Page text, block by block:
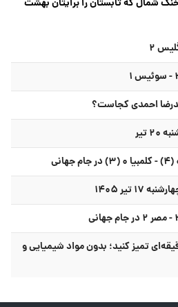
خنک شمال که تابستان را برایتان بهشت
احمدی کجاست؟
تیر
تیر ۱۴۰۵
را با این ترفند ۵ دقیقه‌ای تمیز کنید؛ بدون مواد شیمیایی و